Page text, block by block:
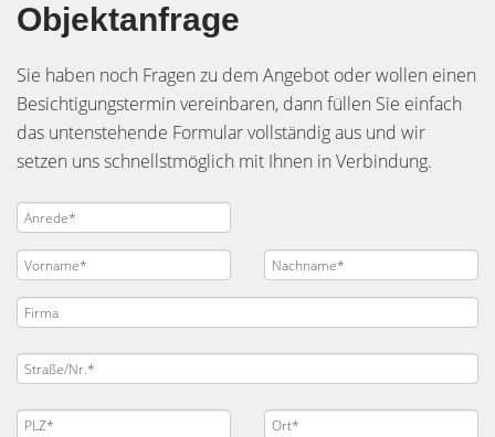
Objektanfrage
Sie haben noch Fragen zu dem Angebot oder wollen einen
Besichtigungstermin vereinbaren, dann füllen Sie einfach
das untenstehende Formular vollständig aus und wir
setzen uns schnellstmöglich mit Ihnen in Verbindung.